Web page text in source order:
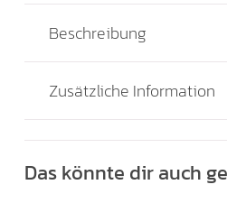
Beschreibung
Zusätzliche Information
Das könnte dir auch